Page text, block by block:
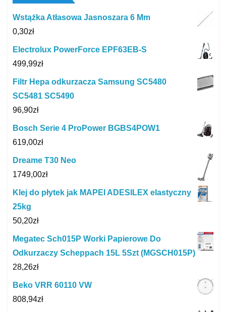
Wstążka Atłasowa Jasnoszara 6 Mm
0,30zł
Electrolux PowerForce EPF63EB-S
499,99zł
Filtr Hepa odkurzacza Samsung SC5480
SC5481 SC5490
96,90zł
Bosch Serie 4 ProPower BGBS4POW1
619,00zł
Dreame T30 Neo
1749,00zł
Klej do płytek jak MAPEI ADESILEX elastyczny
25kg
50,20zł
Megatec Sch015P Worki Papierowe Do
Odkurzaczy Scheppach 15L 5Szt (MGSCH015P)
28,26zł
Beko VRR 60110 VW
808,94zł